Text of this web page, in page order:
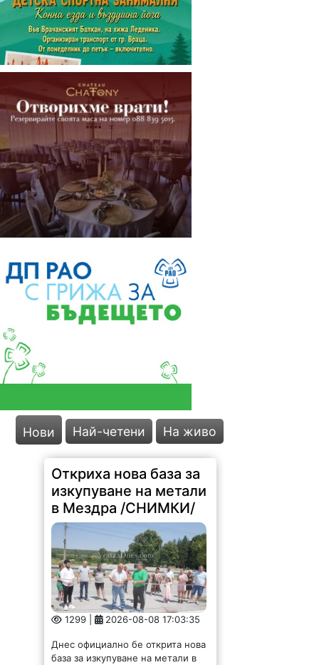
Нови Най-четени На живо
Откриха нова база за
изкупуване на метали
в Мездра /СНИМКИ/
1299 | 2026-08-08 17:03:35
Днес официално бе открита нова
база за изкупуване на метали в